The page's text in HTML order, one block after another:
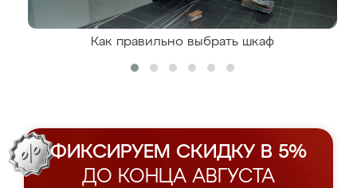
Как правильно выбрать шкаф
ФИКСИРУЕМ СКИДКУ В 5%
ДО КОНЦА АВГУСТА